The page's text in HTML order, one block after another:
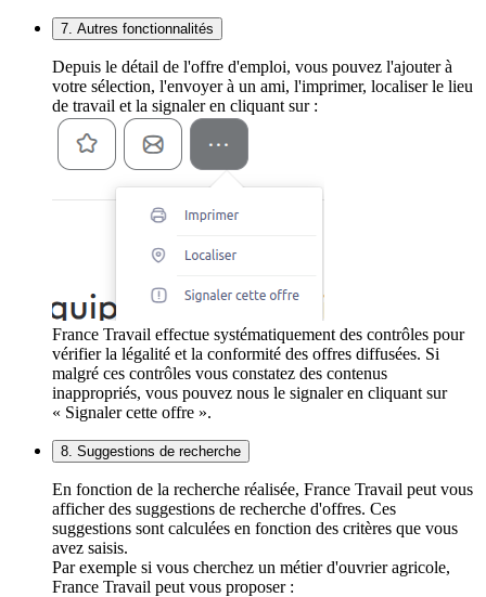
7. Autres fonctionnalités
Depuis le détail de l'offre d'emploi, vous pouvez l'ajouter à
votre sélection, l'envoyer à un ami, l'imprimer, localiser le lieu
de travail et la signaler en cliquant sur :
France Travail effectue systématiquement des contrôles pour
vérifier la légalité et la conformité des offres diffusées. Si
malgré ces contrôles vous constatez des contenus
inappropriés, vous pouvez nous le signaler en cliquant sur
« Signaler cette offre ».
8. Suggestions de recherche
En fonction de la recherche réalisée, France Travail peut vous
afficher des suggestions de recherche d'offres. Ces
suggestions sont calculées en fonction des critères que vous
avez saisis.
Par exemple si vous cherchez un métier d'ouvrier agricole,
France Travail peut vous proposer :